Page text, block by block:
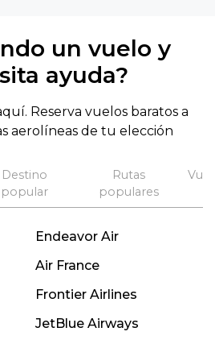
un vuelo y
ayuda?
Reserva vuelos baratos a
aerolíneas de tu elección
Destino
popular
Rutas
populares
Endeavor Air
Air France
Frontier Airlines
JetBlue Airways